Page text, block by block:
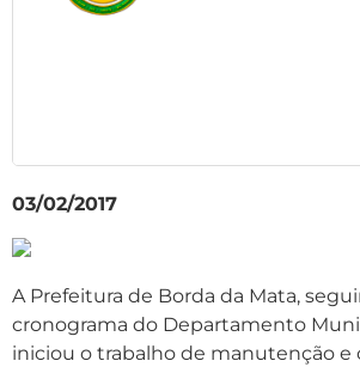
03/02/2017
A Prefeitura de Borda da Mata,
cronograma do Departamento
iniciou o trabalho de manutenção e